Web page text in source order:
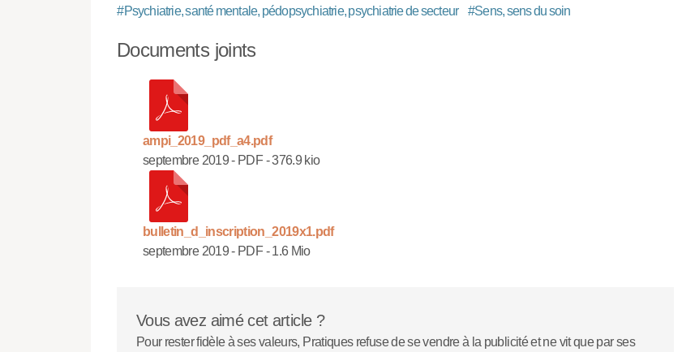
#Psychiatrie, santé mentale, pédopsychiatrie, psychiatrie de secteur #Sens, sens du soin
Documents joints
ampi_2019_pdf_a4.pdf
septembre 2019- PDF-376.9 kio
bulletin_d_inscription_2019x1.pdf
septembre 2019- PDF-1.6 Mio
Vous avez aimé cet article ?
Pour rester fidèle à ses valeurs, Pratiques refuse de se vendre à la publicité et ne vit que par ses